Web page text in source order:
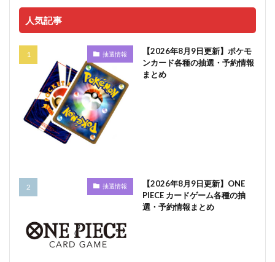
人気記事
抽選情報
【2026年8月9日更新】ポケモ
ンカード各種の抽選・予約情報
まとめ
抽選情報
【2026年8月9日更新】ONE
PIECE カードゲーム各種の抽
選・予約情報まとめ